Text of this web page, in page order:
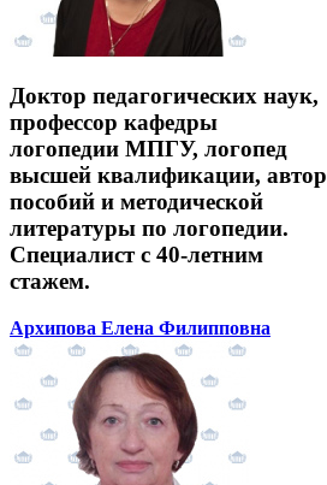
Доктор педагогических наук,
профессор кафедры
логопедии МПГУ, логопед
высшей квалификации, автор
пособий и методической
литературы по логопедии.
Специалист с 40-летним
стажем.
Архипова Елена Филипповна